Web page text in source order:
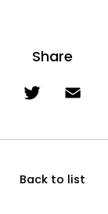
Back to list